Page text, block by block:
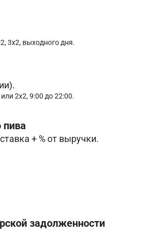
3х2, выходного дня.
2х2, 9:00 до 22:00.
пива
+ % от выручки.
задолженности